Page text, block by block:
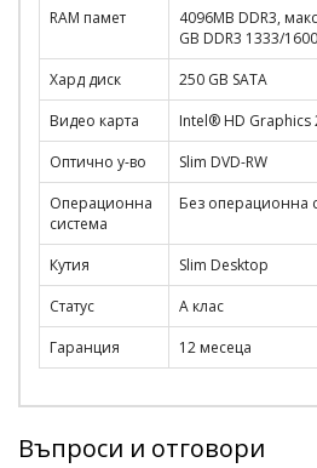
RAM памет
4096MB DDR3,
GB DDR3 1333/1600
Хард диск
250 GB SATA
Видео карта
Intel® HD Graphics
Оптично у-во
Slim DVD-RW
Операционна
система
Без операционна
Кутия
Slim Desktop
Статус
А клас
Гаранция
12 месеца
Въпроси и отговори